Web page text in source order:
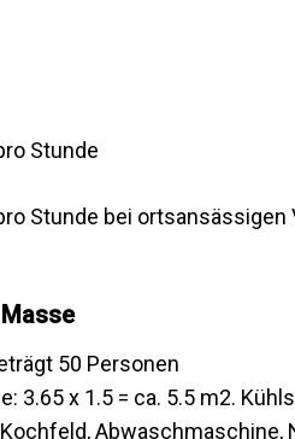
Küche
Küche
pro
pro Stunde bei
50 Personen
3.65 x 1.5 = ca. 5.5 m2.